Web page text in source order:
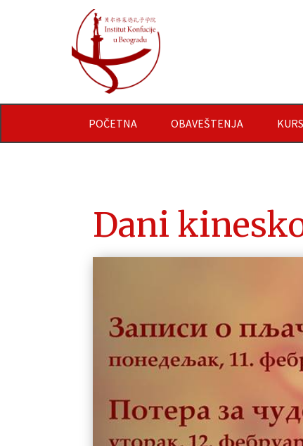
POČETNA OBAVEŠTENJA
Dani